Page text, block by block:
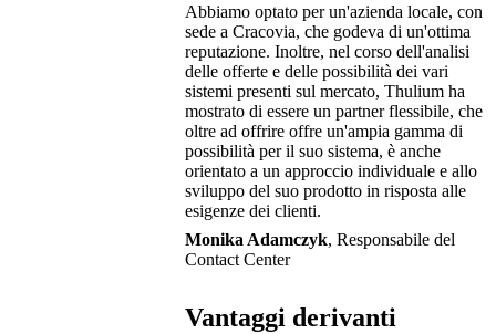
Abbiamo optato per un'azienda locale, con
sede a Cracovia, che godeva di un'ottima
reputazione. Inoltre, nel corso dell'analisi
delle offerte e delle possibilità dei vari
sistemi presenti sul mercato, Thulium ha
mostrato di essere un partner flessibile, che
oltre ad offrire offre un'ampia gamma di
possibilità per il suo sistema, è anche
orientato a un approccio individuale e allo
sviluppo del suo prodotto in risposta alle
esigenze dei clienti.
Monika Adamczyk, Responsabile del
Contact Center
Vantaggi derivanti